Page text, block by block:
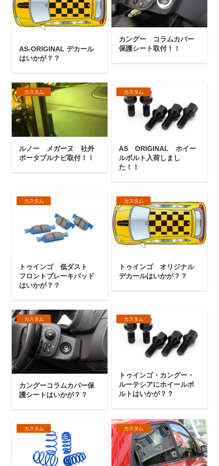
AS-ORIGINAL デカール
はいかが？？
カングー コラムカバー
保護シート取付！！
カスタム
ルノー メガーヌ 社外
ポータブルナビ取付！！
カスタム
AS ORIGINAL ホイー
ルボルト入荷しまし
た！！
カスタム
トゥインゴ 低ダスト
フロントブレーキパッド
はいかが？？
カスタム
トゥインゴ オリジナル
デカールはいかが？？
カスタム
カングーコラムカバー保
護シートはいかが？？
カスタム
トゥインゴ・カングー・
ルーテシアにホイールボ
ルトはいかが？？
カスタム カスタム